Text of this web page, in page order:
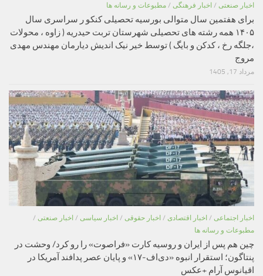
اخبار صنعتی / اخبار فرهنگی / مطبوعات و رسانه ها
برای هفتمین سال متوالی بورسیه تحصیلی کنکو ر سراسری سال
۱۴۰۵ همه رشته های تحصیلی شهرستان تربت حیدریه ( زاوه ، محولات
،جلگه رخ ، کدکن و بایگ ) توسط خیر نیک اندیش دیارمان مهندس مهدی
مروج
مرداد 17, 1405
اخبار اجتماعی / اخبار اقتصادی / اخبار حقوقی / اخبار سیاسی / اخبار صنعتی /
مطبوعات و رسانه ها
چین هم پس از ایران و روسیه کارت «فراصوت» را رو کرد/ وحشت در
پنتاگون؛ استقرار انبوه «دی‌اف‑۱۷» و پایان عصر پدافند آمریکا در
اقیانوس آرام +عکس